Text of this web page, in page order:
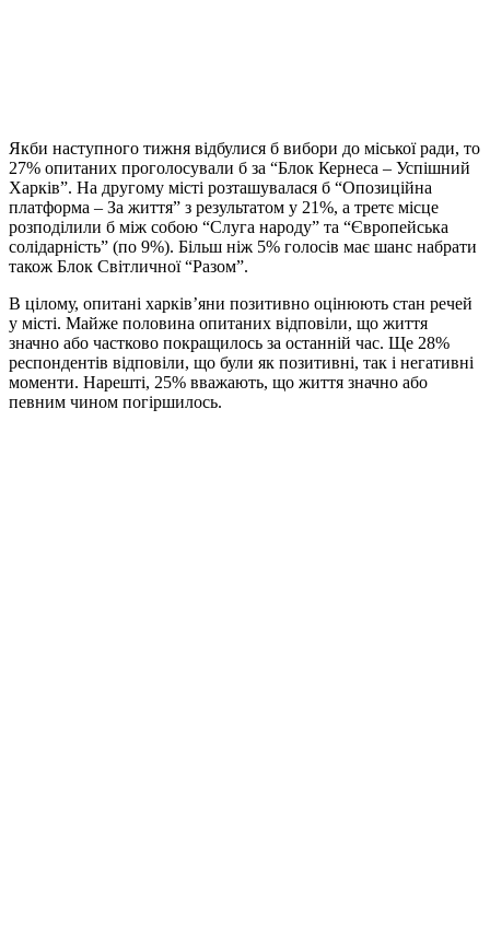
Якби наступного тижня відбулися б вибори до міської ради, то
27% опитаних проголосували б за “Блок Кернеса – Успішний
Харків”. На другому місті розташувалася б “Опозиційна
платформа – За життя” з результатом у 21%, а третє місце
розподілили б між собою “Слуга народу” та “Європейська
солідарність” (по 9%). Більш ніж 5% голосів має шанс набрати
також Блок Світличної “Разом”.
В цілому, опитані харків’яни позитивно оцінюють стан речей
у місті. Майже половина опитаних відповіли, що життя
значно або частково покращилось за останній час. Ще 28%
респондентів відповіли, що були як позитивні, так і негативні
моменти. Нарешті, 25% вважають, що життя значно або
певним чином погіршилось.